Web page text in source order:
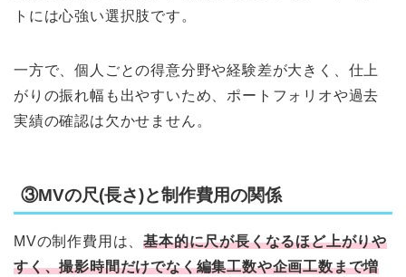
トには心強い選択肢です。
一方で、個人ごとの得意分野や経験差が大きく、仕上
がりの振れ幅も出やすいため、ポートフォリオや過去
実績の確認は欠かせません。
③MVの尺(長さ)と制作費用の関係
MVの制作費用は、基本的に尺が長くなるほど上がりや
すく、撮影時間だけでなく編集工数や企画工数まで増